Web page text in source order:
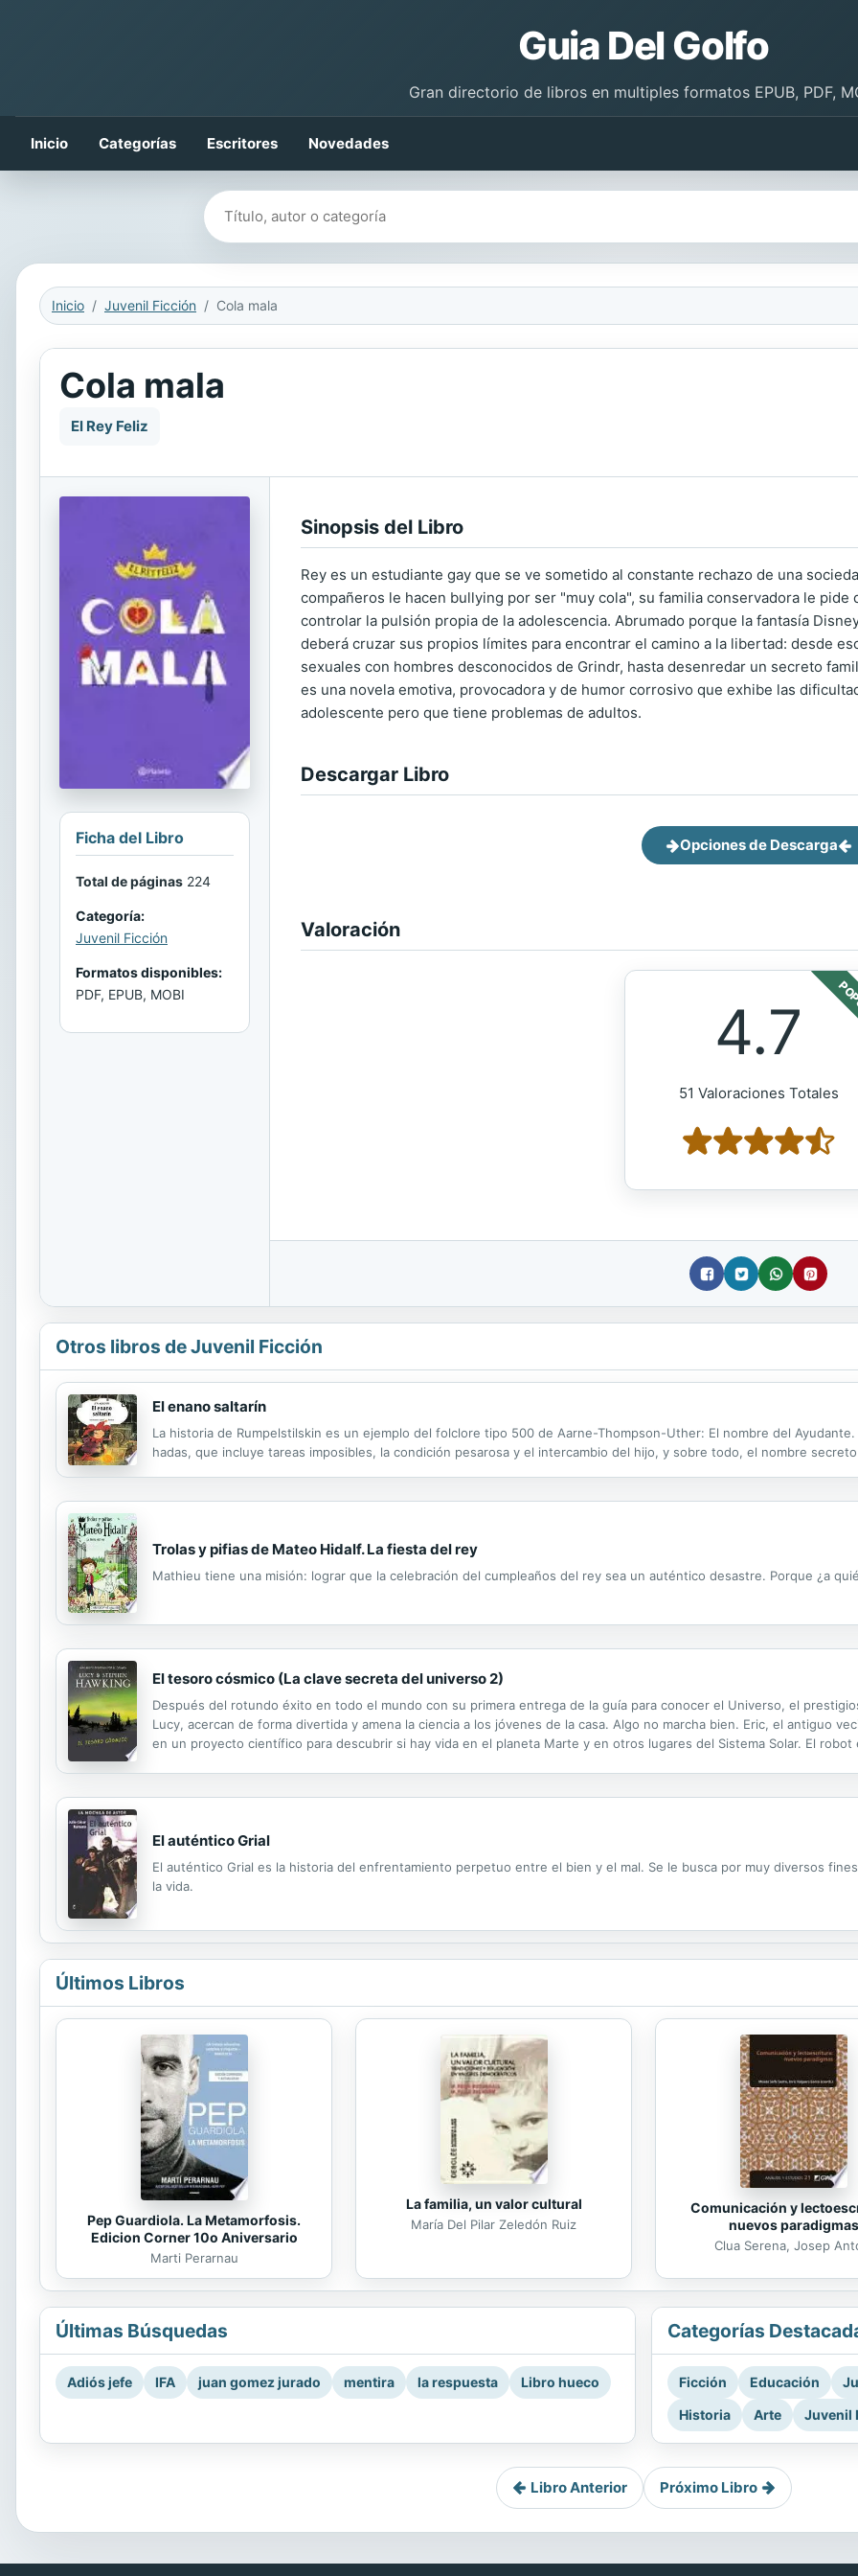
Guia Del Golfo
Gran directorio de libros en multiples formatos EPUB, PDF,
Inicio Categorías Escritores Novedades
Buscar libros
Inicio Juvenil Ficción Cola mala
Cola mala
El Rey Feliz
Ficha del Libro
Total de páginas 224
Categoría:
Juvenil Ficción
Formatos disponibles:
PDF, EPUB, MOBI
Sinopsis del Libro
Rey es un estudiante gay que se ve sometido al constante rechazo de una
compañeros le hacen bullying por ser "muy cola", su familia conservadora le
controlar la pulsión propia de la adolescencia. Abrumado porque la fantasía
deberá cruzar sus propios límites para encontrar el camino a la libertad: desde
sexuales con hombres desconocidos de Grindr, hasta desenredar un secreto
es una novela emotiva, provocadora y de humor corrosivo que exhibe las
adolescente pero que tiene problemas de adultos.
Descargar Libro
Opciones de Descarga
Valoración
4.7
51 Valoraciones Totales
Otros libros de Juvenil Ficción
El enano saltarín
La historia de Rumpelstilskin es un ejemplo del folclore tipo 500 de Aarne-Thompson-Uther: El nombre del
hadas, que incluye tareas imposibles, la condición pesarosa y el intercambio del hijo, y sobre todo, el nombre
Trolas y pifias de Mateo Hidalf. La fiesta del rey
Mathieu tiene una misión: lograr que la celebración del cumpleaños del rey sea un auténtico desastre. Porque ¿a
El tesoro cósmico (La clave secreta del universo 2)
Después del rotundo éxito en todo el mundo con su primera entrega de la guía para conocer el Universo, el
Lucy, acercan de forma divertida y amena la ciencia a los jóvenes de la casa. Algo no marcha bien. Eric, el antiguo
en un proyecto científico para descubrir si hay vida en el planeta Marte y en otros lugares del Sistema Solar. El
El auténtico Grial
El auténtico Grial es la historia del enfrentamiento perpetuo entre el bien y el mal. Se le busca por muy diversos
la vida.
Últimos Libros
Pep Guardiola. La Metamorfosis.
Edicion Corner 10o Aniversario
Marti Perarnau
La familia, un valor cultural
María Del Pilar Zeledón Ruiz
Comunicación y
nuevos paradigmas
Clua Serena, Josep
Últimas Búsquedas
Adiós jefe IFA juan gomez jurado mentira la respuesta Libro hueco
Categorías
Ficción Educación
Historia
Arte Juvenil
Libro Anterior Próximo Libro